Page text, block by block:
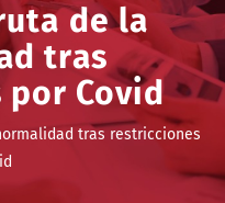
de la
tras
Covid
tras restricciones